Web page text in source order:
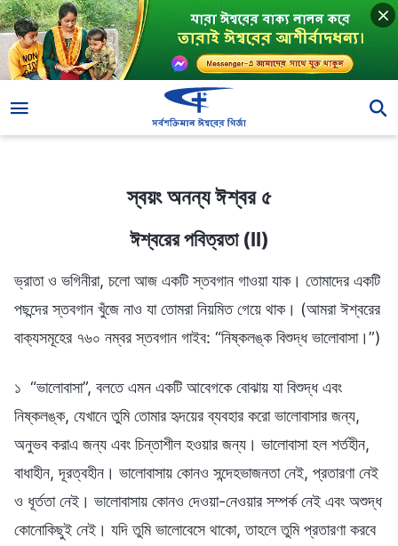
স্বয়ং অনন্য ঈশ্বর ৫
ঈশ্বরের পবিত্রতা (II)
ভ্রাতা ও ভগিনীরা, চলো আজ একটি স্তবগান গাওয়া যাক। তোমাদের একটি
পছন্দের স্তবগান খুঁজে নাও যা তোমরা নিয়মিত গেয়ে থাক। (আমরা ঈশ্বরের
বাক্যসমূহের ৭৬০ নম্বর স্তবগান গাইব: “নিষ্কলঙ্ক বিশুদ্ধ ভালোবাসা।”)
১ “ভালোবাসা”, বলতে এমন একটি আবেগকে বোঝায় যা বিশুদ্ধ এবং
নিষ্কলঙ্ক, যেখানে তুমি তোমার হৃদয়ের ব্যবহার করো ভালোবাসার জন্য,
অনুভব করাএ জন্য এবং চিন্তাশীল হওয়ার জন্য। ভালোবাসা হল শর্তহীন,
বাধাহীন, দূরত্বহীন। ভালোবাসায় কোনও সন্দেহভাজনতা নেই, প্রতারণা নেই
ও ধূর্ততা নেই। ভালোবাসায় কোনও দেওয়া-নেওয়ার সম্পর্ক নেই এবং অশুদ্ধ
কোনোকিছুই নেই। যদি তুমি ভালোবেসে থাকো, তাহলে তুমি প্রতারণা করবে